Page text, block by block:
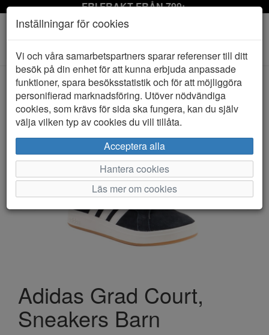
FRI FRAKT FRÅN 799:-
Toggle
navigation
HEM ADIDAS
Adidas Grad Court,
Sneakers Barn
Inställningar för cookies
Vi och våra samarbetspartners sparar referenser till ditt
besök på din enhet för att kunna erbjuda anpassade
funktioner, spara besöksstatistik och för att möjliggöra
personifierad marknadsföring. Utöver nödvändiga
cookies, som krävs för sida ska fungera, kan du själv
välja vilken typ av cookies du vill tillåta.
Acceptera alla
Hantera cookies
Läs mer om cookies